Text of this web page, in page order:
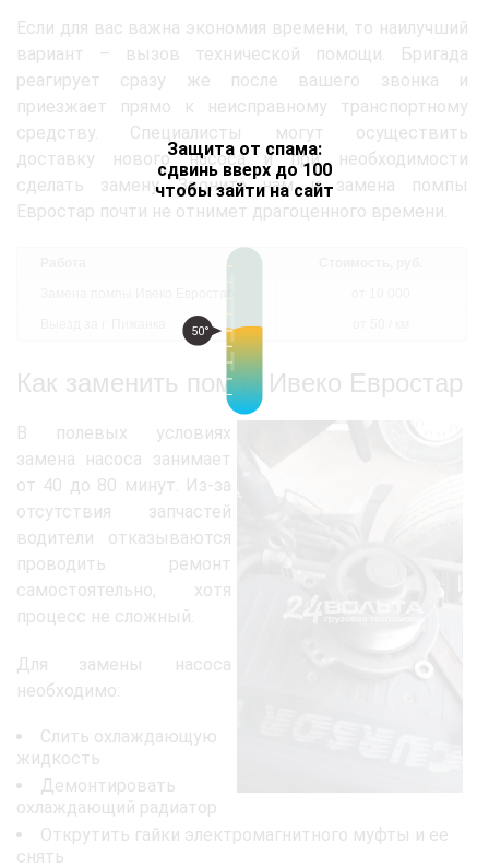
Защита от спама:
сдвинь вверх до 100
чтобы зайти на сайт
50°
Если для вас важна экономия времени, то наилучший
вариант – вызов технической помощи. Бригада
реагирует сразу же после вашего звонка и
приезжает прямо к неисправному транспортному
средству. Специалисты могут осуществить
доставку нового насоса и при необходимости
сделать замену. Звоните нам и замена помпы
Евростар почти не отнимет драгоценного времени.
Как заменить помпу Ивеко Евростар
В полевых условиях
замена насоса занимает
от 40 до 80 минут. Из-за
отсутствия запчастей
водители отказываются
проводить ремонт
самостоятельно, хотя
процесс не сложный.
Для замены насоса
необходимо:
Слить охлаждающую
жидкость
Демонтировать
охлаждающий радиатор
Открутить гайки электромагнитного муфты и ее
снять